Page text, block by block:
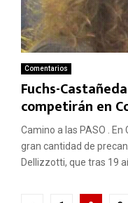
Comentarios
Fuchs-
competirán en
Camino a las PASO .
gran cantidad de
Dellizzotti, que tras 19